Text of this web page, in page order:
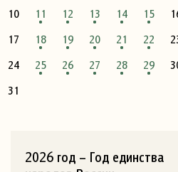
10
11 12 13 14 15
17
18 19 20 21 22
24
25 26 27 28 29
31
2026 год – Год единства